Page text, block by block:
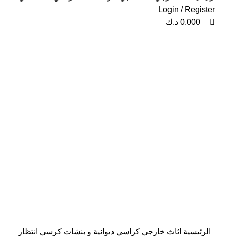
Login / Register
0.000 د.ك
الرئيسية اثاث خارجي كراسي ديوانية و بنشات كرسي انتظار